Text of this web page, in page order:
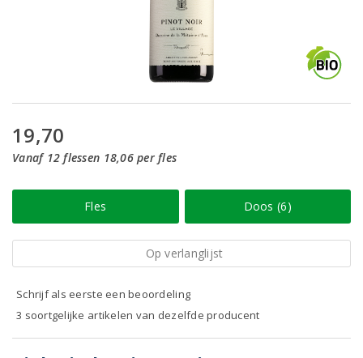
19,70
Vanaf 12 flessen 18,06 per fles
Fles Doos (6)
Op verlanglijst
Schrijf als eerste een beoordeling
3 soortgelijke artikelen van dezelfde producent